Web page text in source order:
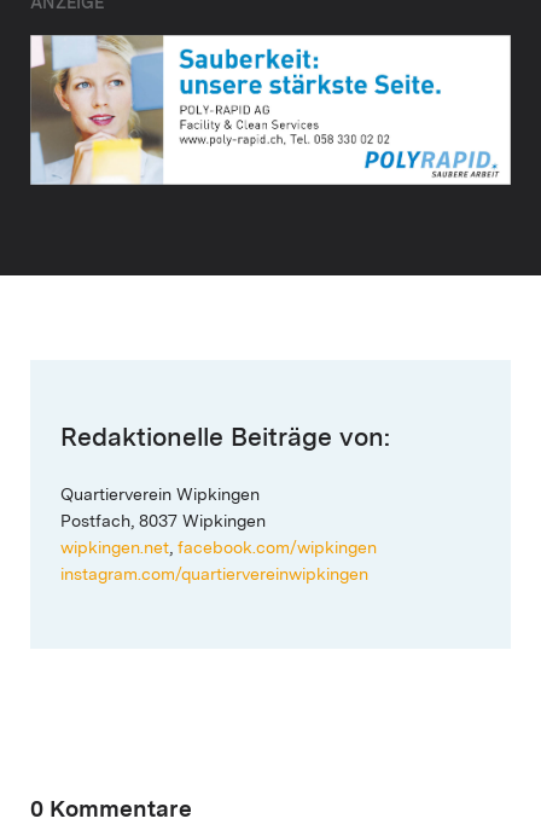
ANZEIGE
Redaktionelle Beiträge von:
Quartierverein Wipkingen
Postfach, 8037 Wipkingen
wipkingen.net, facebook.com/wipkingen
instagram.com/quartiervereinwipkingen
0 Kommentare